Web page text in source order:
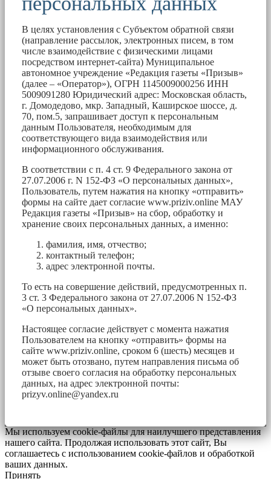
В целях установления с Субъектом обратной связи
(направление рассылок, электронных писем, в том
числе взаимодействие с физическими лицами
посредством интернет-сайта) Муниципальное
автономное учреждение «Редакция газеты «Призыв»
(далее – «Оператор»), ОГРН 1145009000256 ИНН
5009091280 Юридический адрес: Московская область,
г. Домодедово, мкр. Западный, Каширское шоссе, д.
70, пом.5, запрашивает доступ к персональным
данным Пользователя, необходимым для
соответствующего вида взаимодействия или
информационного обслуживания.
В соответствии с п. 4 ст. 9 Федерального закона от
27.07.2006 г. N 152-ФЗ «О персональных данных»,
Пользователь, путем нажатия на кнопку «отправить»
формы на сайте дает согласие www.priziv.online МАУ
Редакция газеты «Призыв» на сбор, обработку и
хранение своих персональных данных, а именно:
фамилия, имя, отчество;
контактный телефон;
адрес электронной почты.
То есть на совершение действий, предусмотренных п.
3 ст. 3 Федерального закона от 27.07.2006 N 152-ФЗ
«О персональных данных».
Настоящее согласие действует с момента нажатия
Пользователем на кнопку «отправить» формы на
сайте www.priziv.online, сроком 6 (шесть) месяцев и
может быть отозвано, путем направления письма об
отзыве своего согласия на обработку персональных
данных, на адрес электронной почты:
prizyv.online@yandex.ru
Мы используем cookie-файлы для наилучшего представления
нашего сайта. Продолжая использовать этот сайт, Вы
соглашаетесь с использованием cookie-файлов и обработкой
ваших данных.
Принять